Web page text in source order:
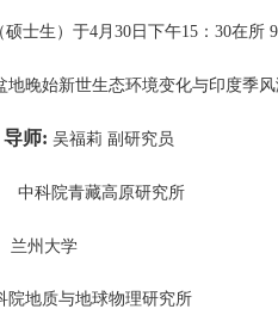
生）于4月30日下午15：30在所
地晚始新世生态环境变化与印度季
导师: 吴福莉 副研究员
科院青藏高原研究所
州大学
与地球物理研究所